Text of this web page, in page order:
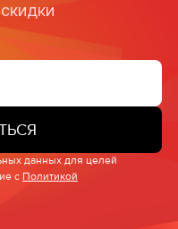
данных для целей
с Политикой